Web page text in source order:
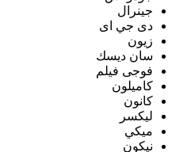
جينرال
دى جي اى
زيون
سان ديسك
فوجى فيلم
كاميلون
كانون
ليكسر
ميكي
نيكون